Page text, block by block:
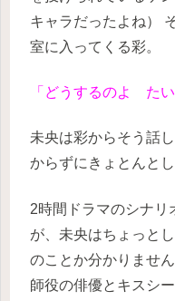
キャラだったよね）
室に入ってくる彩。
「どうするのよ たい
未央は彩からそう話
からずにきょとんとし
2時間ドラマのシナリ
が、未央はちょっと
のことか分かりませ
師役の俳優とキスシ